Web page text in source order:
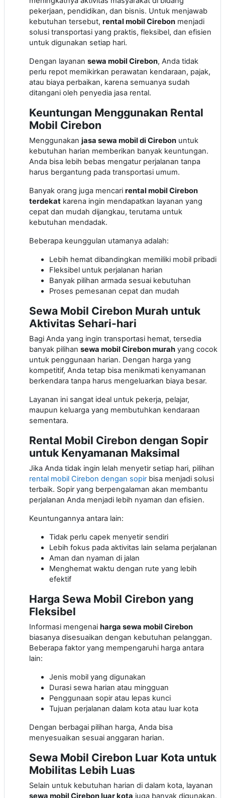
pekerjaan, pendidikan, dan bisnis. Untuk menjawab
kebutuhan tersebut, rental mobil Cirebon menjadi
solusi transportasi yang praktis, fleksibel, dan efisien
untuk digunakan setiap hari.
Dengan layanan sewa mobil Cirebon, Anda tidak
perlu repot memikirkan perawatan kendaraan, pajak,
atau biaya perbaikan, karena semuanya sudah
ditangani oleh penyedia jasa rental.
Keuntungan Menggunakan Rental
Mobil Cirebon
Menggunakan jasa sewa mobil di Cirebon untuk
kebutuhan harian memberikan banyak keuntungan.
Anda bisa lebih bebas mengatur perjalanan tanpa
harus bergantung pada transportasi umum.
Banyak orang juga mencari rental mobil Cirebon
terdekat karena ingin mendapatkan layanan yang
cepat dan mudah dijangkau, terutama untuk
kebutuhan mendadak.
Beberapa keunggulan utamanya adalah:
Lebih hemat dibandingkan memiliki mobil pribadi
Fleksibel untuk perjalanan harian
Banyak pilihan armada sesuai kebutuhan
Proses pemesanan cepat dan mudah
Sewa Mobil Cirebon Murah untuk
Aktivitas Sehari-hari
Bagi Anda yang ingin transportasi hemat, tersedia
banyak pilihan sewa mobil Cirebon murah yang cocok
untuk penggunaan harian. Dengan harga yang
kompetitif, Anda tetap bisa menikmati kenyamanan
berkendara tanpa harus mengeluarkan biaya besar.
Layanan ini sangat ideal untuk pekerja, pelajar,
maupun keluarga yang membutuhkan kendaraan
sementara.
Rental Mobil Cirebon dengan Sopir
untuk Kenyamanan Maksimal
Jika Anda tidak ingin lelah menyetir setiap hari, pilihan
rental mobil Cirebon dengan sopirbisa menjadi solusi
terbaik. Sopir yang berpengalaman akan membantu
perjalanan Anda menjadi lebih nyaman dan efisien.
Keuntungannya antara lain:
Tidak perlu capek menyetir sendiri
Lebih fokus pada aktivitas lain selama perjalanan
Aman dan nyaman di jalan
Menghemat waktu dengan rute yang lebih
efektif
Harga Sewa Mobil Cirebon yang
Fleksibel
Informasi mengenai harga sewa mobil Cirebon
biasanya disesuaikan dengan kebutuhan pelanggan.
Beberapa faktor yang mempengaruhi harga antara
lain:
Jenis mobil yang digunakan
Durasi sewa harian atau mingguan
Penggunaan sopir atau lepas kunci
Tujuan perjalanan dalam kota atau luar kota
Dengan berbagai pilihan harga, Anda bisa
menyesuaikan sesuai anggaran harian.
Sewa Mobil Cirebon Luar Kota untuk
Mobilitas Lebih Luas
Selain untuk kebutuhan harian di dalam kota, layanan
sewa mobil Cirebon luar kota juga banyak digunakan.